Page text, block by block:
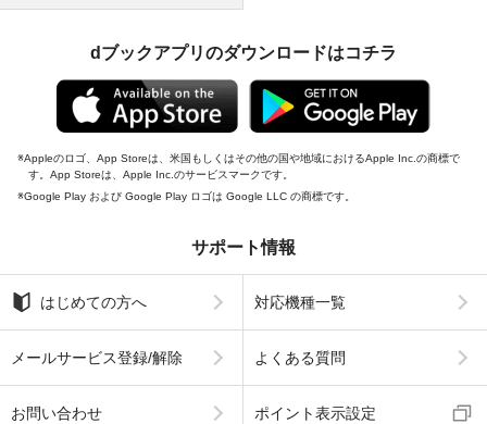
dブックアプリのダウンロードはコチラ
Appleのロゴ、App Storeは、米国もしくはその他の国や地域におけるApple Inc.の商標で
す。App Storeは、Apple Inc.のサービスマークです。
Google Play および Google Play ロゴは Google LLC の商標です。
サポート情報
はじめての方へ 対応機種一覧
メールサービス登録/解除 よくある質問
お問い合わせ ポイント表示設定